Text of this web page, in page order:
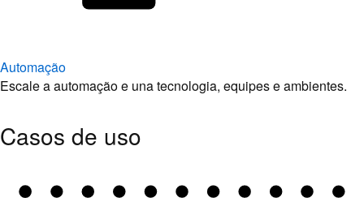
Automação
Escale a automação e una tecnologia, equipes e ambientes.
Casos de uso